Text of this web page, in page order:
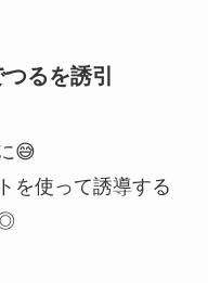
るを誘引
😅
を使って誘導する